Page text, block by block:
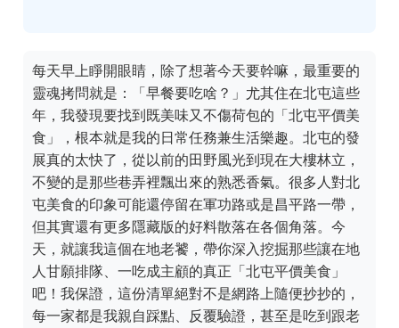
每天早上睜開眼睛，除了想著今天要幹嘛，最重要的
靈魂拷問就是：「早餐要吃啥？」尤其住在北屯這些
年，我發現要找到既美味又不傷荷包的「北屯平價美
食」，根本就是我的日常任務兼生活樂趣。北屯的發
展真的太快了，從以前的田野風光到現在大樓林立，
不變的是那些巷弄裡飄出來的熟悉香氣。很多人對北
屯美食的印象可能還停留在軍功路或是昌平路一帶，
但其實還有更多隱藏版的好料散落在各個角落。今
天，就讓我這個在地老饕，帶你深入挖掘那些讓在地
人甘願排隊、一吃成主顧的真正「北屯平價美食」
吧！我保證，這份清單絕對不是網路上隨便抄抄的，
每一家都是我親自踩點、反覆驗證，甚至是吃到跟老